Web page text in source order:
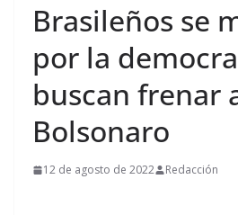
Brasileños se
por la
buscan frenar
Bolsonaro
12 de agosto de 2022 Redacción